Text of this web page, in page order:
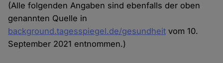
(Alle folgenden Angaben sind ebenfalls der oben
genannten Quelle in
background.tagesspiegel.de/gesundheit vom 10.
September 2021 entnommen.)